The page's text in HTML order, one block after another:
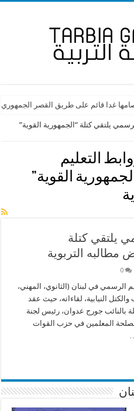
غدا قائم على طريق القصر الجمهوري
يلتقي كتلة “الجمهورية القوية”
التعليم
القوية”
يلتقي كتلة
مطالبه التربوية
0
الرسمي في لبنان (الثانوي، المهني،
النيابية، لقاءاته، حيث عقد
بالنائب جورج عدوان، رئيس لجنة
مصلحة المعلمين في حزب القوات